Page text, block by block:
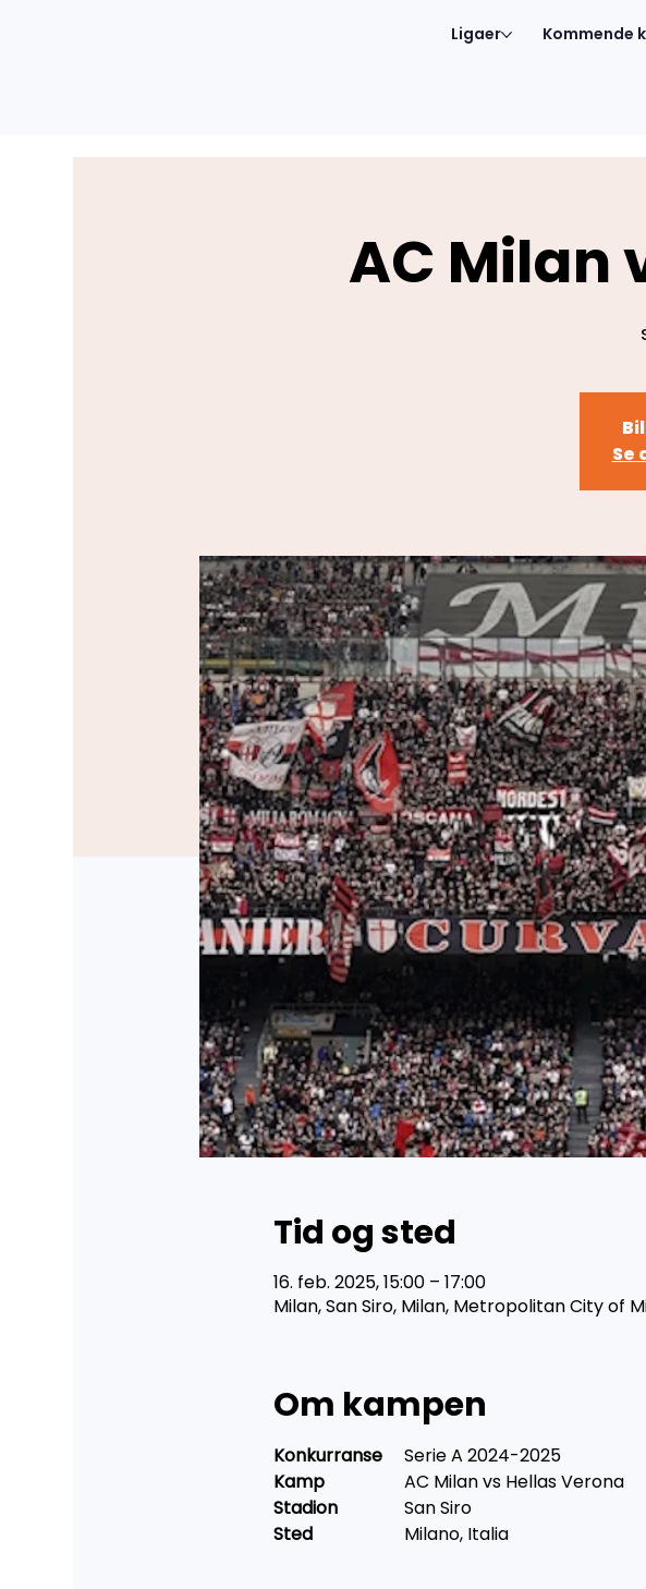
Ligaer Kommende
AC Milan
Se
Tid og sted
16. feb. 2025, 15:00 – 17:00
Milan, San Siro, Milan, Metropolitan City of
Om kampen
Konkurranse Serie A 2024-2025
Kamp AC Milan vs Hellas Verona
Stadion San Siro
Sted Milano, Italia